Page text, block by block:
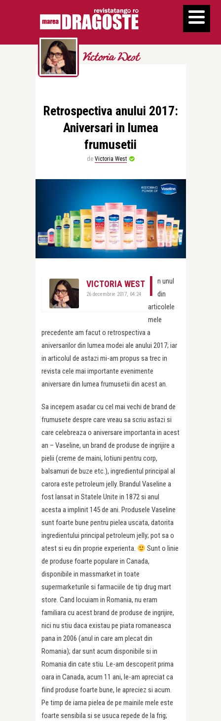
Victoria West
Retrospectiva anului 2017:
Aniversari in lumea
frumusetii
de Victoria West
VICTORIA WEST
26 decembrie 2017, 04:24 I n unul
din
articolele
mele
precedente am facut o retrospectiva a
aniversarilor din lumea modei ale anului 2017; iar
in articolul de astazi mi-am propus sa trec in
revista cele mai importante evenimente
aniversare din lumea frumusetii din acest an.
Sa incepem asadar cu cel mai vechi de brand de
frumusete despre care vreau sa scriu astazi si
care celebreaza o aniversare importanta in acest
an – Vaseline, un brand de produse de ingrijire a
pielii (creme de maini, lotiuni pentru corp,
balsamuri de buze etc.), ingredientul principal al
carora este petroleum jelly. Brandul Vaseline a
fost lansat in Statele Unite in 1872 si anul
acesta a implinit 145 de ani. Produsele Vaseline
sunt foarte bune pentru pielea uscata, datorita
ingredientului principal petroleum jelly; pot sa o
atest si eu din proprie experienta.
Sunt o linie
de produse foarte populare in Canada,
disponibile in massmarket in toate
supermarketurile si farmaciile de tip drug mart
store. Cand locuiam in Romania, nu eram
familiara cu acest brand de produse de ingrijire,
nici nu stiu daca existau pe piata romaneasca
pana in 2006 (anul in care am plecat din
Romania); dar sunt acum disponibile si in
Romania din cate stiu. Le-am descoperit prima
oara in Canada, acum 11 ani, le-am apreciat ca
fiind produse foarte bune, le apreciez si acum.
Pe timp de iarna pielea de pe mainile mele este
foarte sensibila si se usuca repede de la frig;